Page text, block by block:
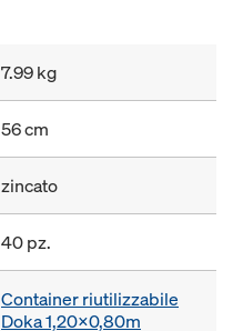
7.99 kg
56 cm
zincato
40 pz.
Container riutilizzabile
Doka 1,20x0,80m